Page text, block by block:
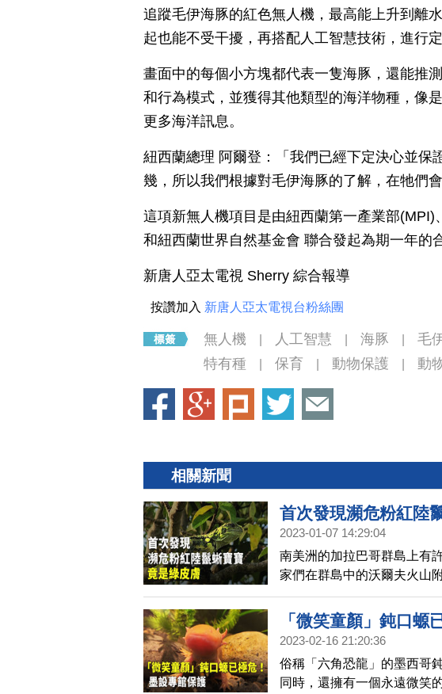
追蹤毛伊海豚的紅色無人機，最高能上升到離
起也能不受干擾，再搭配人工智慧技術，進行定
畫面中的每個小方塊都代表一隻海豚，還能推
和行為模式，並獲得其他類型的海洋物種，像
更多海洋訊息。
紐西蘭總理 阿爾登：「我們已經下定決心並保
幾，所以我們根據對毛伊海豚的了解，在牠們
這項新無人機項目是由紐西蘭第一產業部
和紐西蘭世界自然基金會 聯合發起為期一年的
新唐人亞太電視 Sherry 綜合報導
按讚加入 新唐人亞太電視台粉絲團
無人機 人工智慧 海豚 毛
特有種 保育 動物保護 動
相關新聞
首次發現瀕危粉紅陸
2023-01-07 14:29:04
南美洲的加拉巴哥群島上有
家們在群島中的沃爾夫火山
寶寶，因為全世界只剩下兩
好消息。
「微笑童顏」鈍口螈
2023-02-16 21:20:36
俗稱「六角恐龍」的墨西哥
同時，還擁有一個永遠微笑